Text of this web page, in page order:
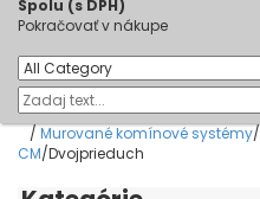
Spolu (s DPH)
Pokračovať v nákupe
/ Murované komínové systémy/
CM/Dvojprieduch